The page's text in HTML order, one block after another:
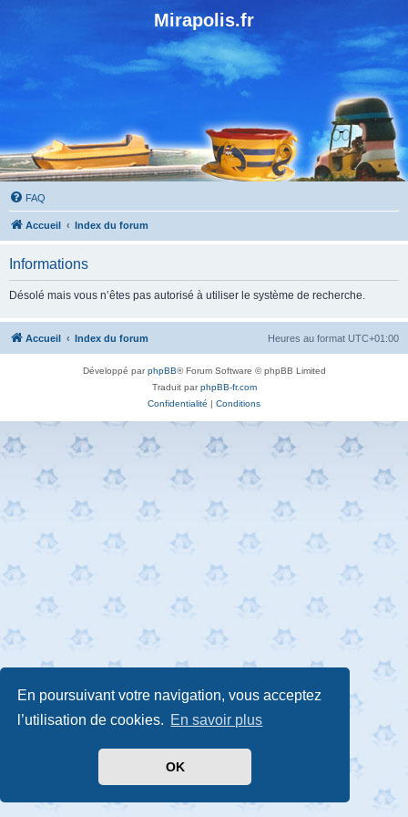
En poursuivant votre navigation, vous acceptez
l’utilisation de cookies. En savoir plus
OK
Mirapolis.fr
FAQ
Accueil Index du forum
Informations
Désolé mais vous n’êtes pas autorisé à utiliser le système de recherche.
Accueil Index du forum Heures au format UTC+01:00
Développé parphpBB® Forum Software © phpBB Limited
Traduit parphpBB-fr.com
Confidentialité | Conditions